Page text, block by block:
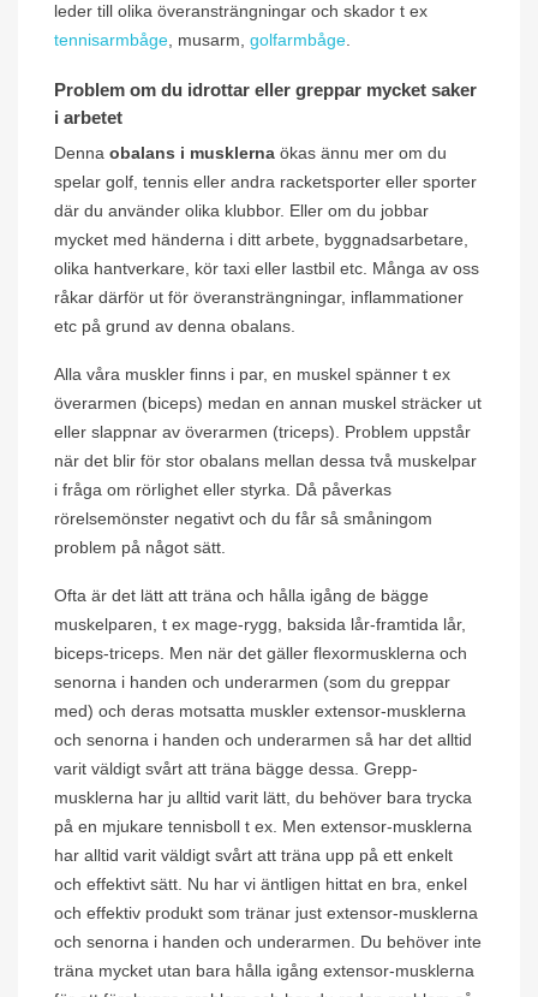
leder till olika överansträngningar och skador t ex
tennisarmbåge , musarm, golfarmbåge
Problem om du idrottar eller greppar mycket saker
i arbetet
Denna obalans i musklerna ökas ännu mer om du
spelar golf, tennis eller andra racketsporter eller sporter
där du använder olika klubbor. Eller om du jobbar
mycket med händerna i ditt arbete, byggnadsarbetare,
olika hantverkare, kör taxi eller lastbil etc. Många av oss
råkar därför ut för överansträngningar, inflammationer
etc på grund av denna obalans.
Alla våra muskler finns i par, en muskel spänner t ex
överarmen (biceps) medan en annan muskel sträcker ut
eller slappnar av överarmen (triceps). Problem uppstår
när det blir för stor obalans mellan dessa två muskelpar
i fråga om rörlighet eller styrka. Då påverkas
rörelsemönster negativt och du får så småningom
problem på något sätt.
Ofta är det lätt att träna och hålla igång de bägge
muskelparen, t ex mage-rygg, baksida lår-framtida lår,
biceps-triceps. Men när det gäller flexormusklerna och
senorna i handen och underarmen (som du greppar
med) och deras motsatta muskler extensor-musklerna
och senorna i handen och underarmen så har det alltid
varit väldigt svårt att träna bägge dessa. Grepp-
musklerna har ju alltid varit lätt, du behöver bara trycka
på en mjukare tennisboll t ex. Men extensor-musklerna
har alltid varit väldigt svårt att träna upp på ett enkelt
och effektivt sätt. Nu har vi äntligen hittat en bra, enkel
och effektiv produkt som tränar just extensor-musklerna
och senorna i handen och underarmen. Du behöver inte
träna mycket utan bara hålla igång extensor-musklerna